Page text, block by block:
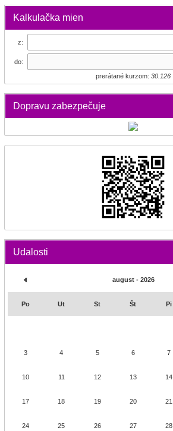
Kalkulačka mien
z:
do:
prerátané kurzom: 30.126
Dopravu zabezpečuje
Udalosti
august - 2026
Po Ut St Št Pi
3 4 5 6 7
10 11 12 13 14
17 18 19 20 21
24 25 26 27 28